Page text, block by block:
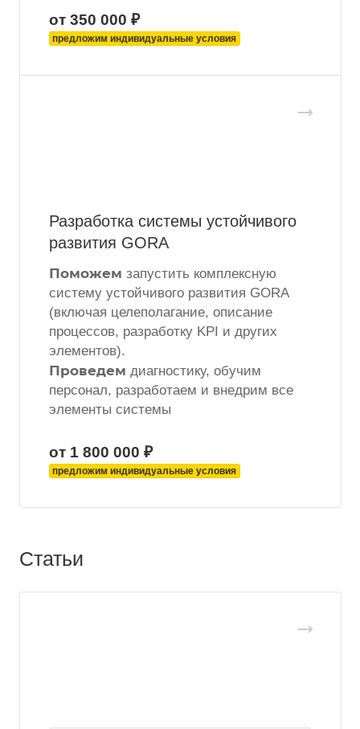
от 350 000 ₽
предложим индивидуальные условия
Разработка системы устойчивого
развития GORA
Поможем запустить комплексную
систему устойчивого развития GORA
(включая целеполагание, описание
процессов, разработку KPI и других
элементов).
Проведем диагностику, обучим
персонал, разработаем и внедрим все
элементы системы
от 1 800 000 ₽
предложим индивидуальные условия
Статьи